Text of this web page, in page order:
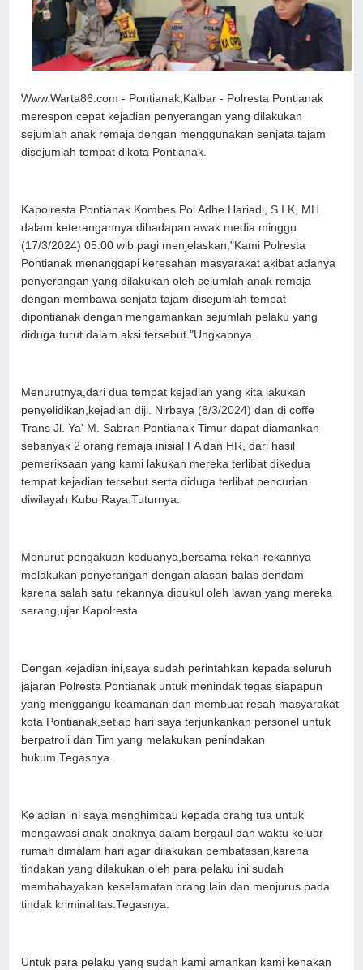
Www.Warta86.com - Pontianak,Kalbar - Polresta Pontianak
merespon cepat kejadian penyerangan yang dilakukan
sejumlah anak remaja dengan menggunakan senjata tajam
disejumlah tempat dikota Pontianak.
Kapolresta Pontianak Kombes Pol Adhe Hariadi, S.I.K, MH
dalam keterangannya dihadapan awak media minggu
(17/3/2024) 05.00 wib pagi menjelaskan,"Kami Polresta
Pontianak menanggapi keresahan masyarakat akibat adanya
penyerangan yang dilakukan oleh sejumlah anak remaja
dengan membawa senjata tajam disejumlah tempat
dipontianak dengan mengamankan sejumlah pelaku yang
diduga turut dalam aksi tersebut."Ungkapnya.
Menurutnya,dari dua tempat kejadian yang kita lakukan
penyelidikan,kejadian dijl. Nirbaya (8/3/2024) dan di coffe
Trans Jl. Ya' M. Sabran Pontianak Timur dapat diamankan
sebanyak 2 orang remaja inisial FA dan HR, dari hasil
pemeriksaan yang kami lakukan mereka terlibat dikedua
tempat kejadian tersebut serta diduga terlibat pencurian
diwilayah Kubu Raya.Tuturnya.
Menurut pengakuan keduanya,bersama rekan-rekannya
melakukan penyerangan dengan alasan balas dendam
karena salah satu rekannya dipukul oleh lawan yang mereka
serang,ujar Kapolresta.
Dengan kejadian ini,saya sudah perintahkan kepada seluruh
jajaran Polresta Pontianak untuk menindak tegas siapapun
yang menggangu keamanan dan membuat resah masyarakat
kota Pontianak,setiap hari saya terjunkankan personel untuk
berpatroli dan Tim yang melakukan penindakan
hukum.Tegasnya.
Kejadian ini saya menghimbau kepada orang tua untuk
mengawasi anak-anaknya dalam bergaul dan waktu keluar
rumah dimalam hari agar dilakukan pembatasan,karena
tindakan yang dilakukan oleh para pelaku ini sudah
membahayakan keselamatan orang lain dan menjurus pada
tindak kriminalitas.Tegasnya.
Untuk para pelaku yang sudah kami amankan kami kenakan